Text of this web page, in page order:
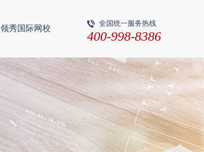
领秀国际网校
全国统一服务热线
400-998-8386